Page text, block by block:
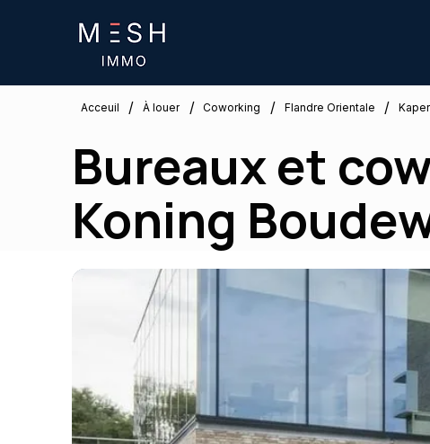
Acceuil / À louer / Coworking / Flandre Orientale /
Bureaux et
Koning